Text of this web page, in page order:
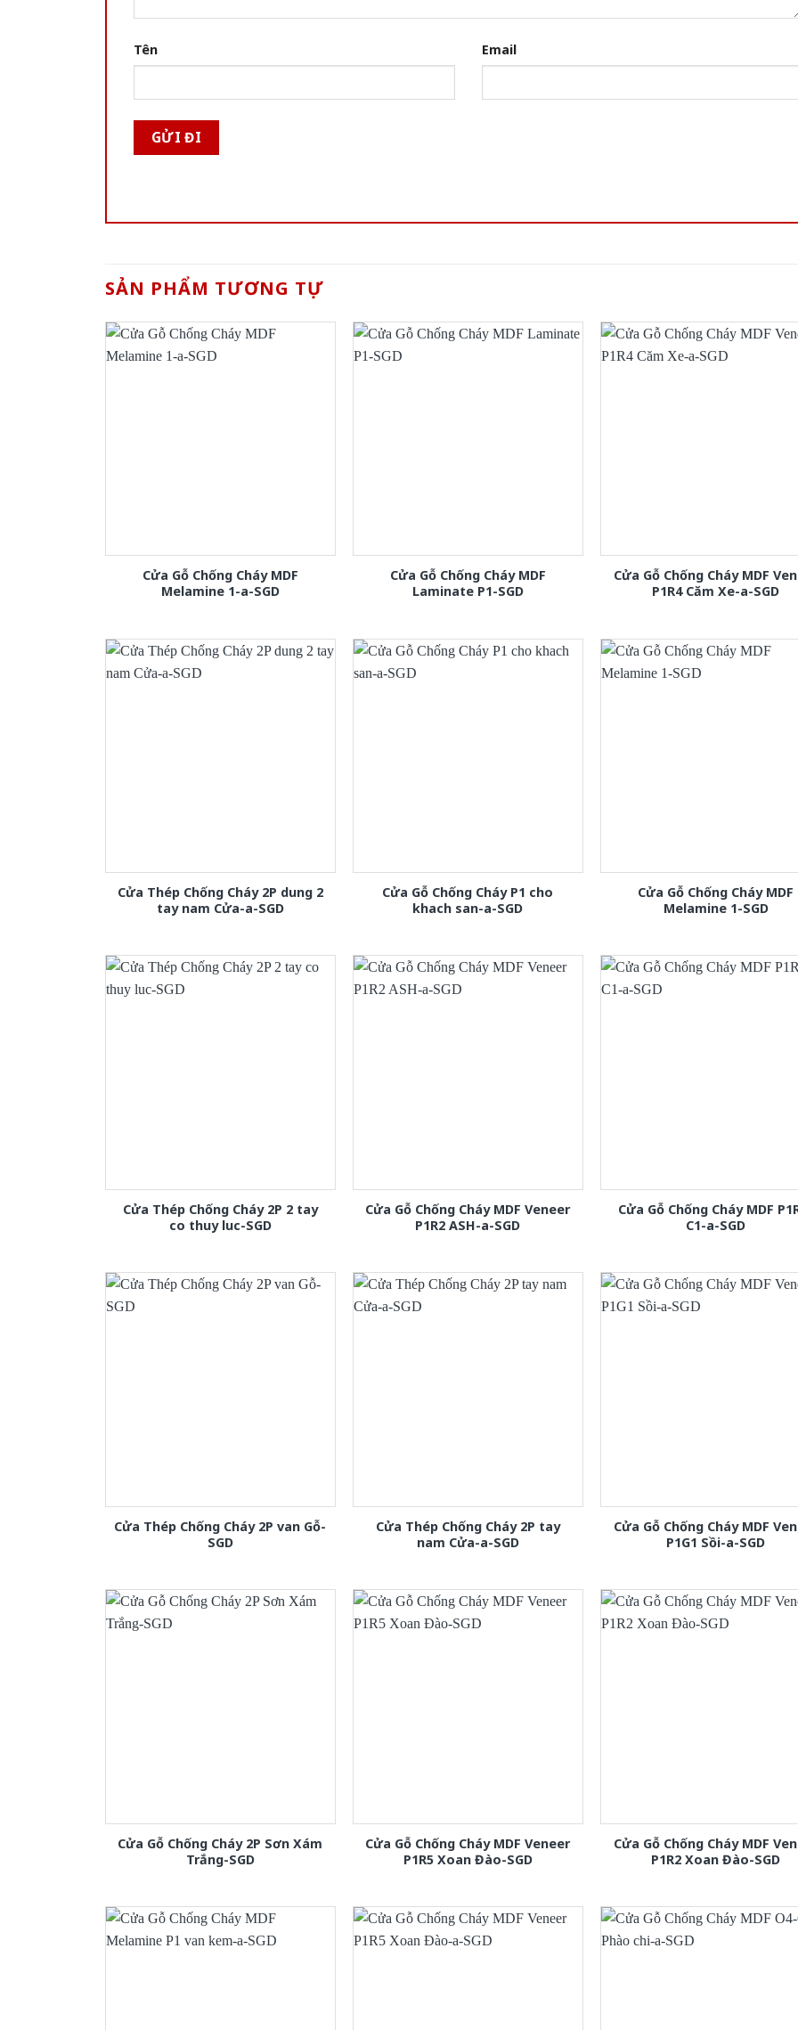
Tên Email
SẢN PHẨM TƯƠNG TỰ
Cửa Gỗ Chống Cháy MDF
Melamine 1-a-SGD
Cửa Gỗ Chống Cháy MDF
Laminate P1-SGD
Cửa Gỗ Chống Cháy MDF
P1R4 Căm Xe-a-SGD
Cửa Thép Chống Cháy 2P dung 2
tay nam Cửa-a-SGD
Cửa Gỗ Chống Cháy P1 cho
khach san-a-SGD
Cửa Gỗ Chống Cháy MDF
Melamine 1-SGD
Cửa Thép Chống Cháy 2P 2 tay
co thuy luc-SGD
Cửa Gỗ Chống Cháy MDF Veneer
P1R2 ASH-a-SGD
Cửa Gỗ Chống Cháy MDF
C1-a-SGD
Cửa Thép Chống Cháy 2P van Gỗ-
SGD
Cửa Thép Chống Cháy 2P tay
nam Cửa-a-SGD
Cửa Gỗ Chống Cháy MDF
P1G1 Sồi-a-SGD
Cửa Gỗ Chống Cháy 2P Sơn Xám
Trắng-SGD
Cửa Gỗ Chống Cháy MDF Veneer
P1R5 Xoan Đào-SGD
Cửa Gỗ Chống Cháy MDF
P1R2 Xoan Đào-SGD